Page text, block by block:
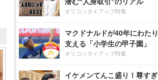
オリコンタイアップ特集
マクドナルドが40年にわたり
支える「小学生の甲子園」
オリコンタイアップ特集
イケメンてんこ盛り！尊すぎ